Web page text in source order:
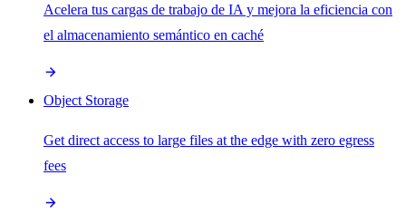
Acelera tus cargas de trabajo de IA y mejora la eficiencia con
el almacenamiento semántico en caché
Object Storage
Get direct access to large files at the edge with zero egress
fees